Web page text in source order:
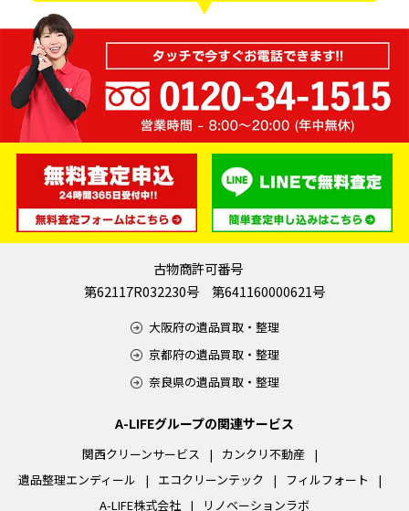
古物商許可番号
第62117R032230号 第641160000621号
大阪府の遺品買取・整理
京都府の遺品買取・整理
奈良県の遺品買取・整理
A-LIFEグループの関連サービス
関西クリーンサービス
カンクリ不動産
遺品整理エンディール
エコクリーンテック
フィルフォート
A-LIFE株式会社
リノベーションラボ